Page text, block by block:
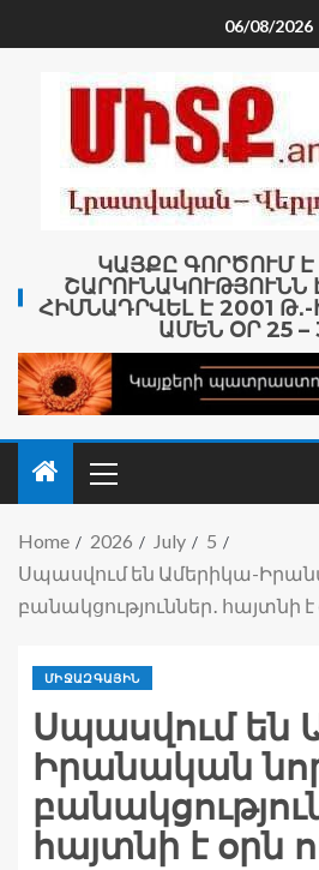
06/08/2026
ԿԱՅՔԸ ԳՈՐԾՈՒՄ Է
ՇԱՐՈՒՆԱԿՈՒԹՅՈՒՆՆ
ՀԻՄՆԱԴՐՎԵԼ Է 2001 Թ․-
ԱՄԵՆ ՕՐ 25 –
Home 2026 July
5
Սպասվում են Ամերիկա-
բանակցություններ․ հայտնի է
ՄԻՋԱԶԳԱՅԻՆ
Սպասվում են
Իրանական
հայտնի է օրն